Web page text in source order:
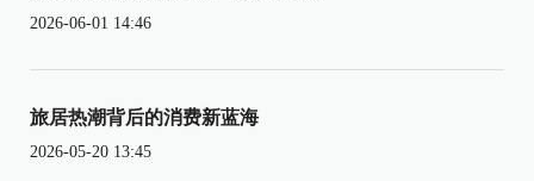
2026-06-01 14:46
旅居热潮背后的消费新蓝海
2026-05-20 13:45